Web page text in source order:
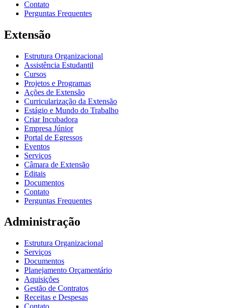
Contato
Perguntas Frequentes
Extensão
Estrutura Organizacional
Assistência Estudantil
Cursos
Projetos e Programas
Ações de Extensão
Curricularização da Extensão
Estágio e Mundo do Trabalho
Criar Incubadora
Empresa Júnior
Portal de Egressos
Eventos
Serviços
Câmara de Extensão
Editais
Documentos
Contato
Perguntas Frequentes
Administração
Estrutura Organizacional
Serviços
Documentos
Planejamento Orçamentário
Aquisições
Gestão de Contratos
Receitas e Despesas